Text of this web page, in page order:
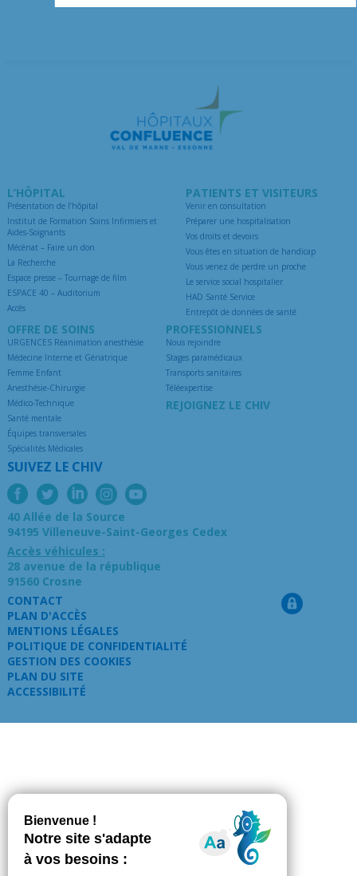
L’HÔPITAL
Présentation de l’hôpital
Institut de Formation Soins Infirmiers et
Aides-Soignants
Mécénat – Faire un don
La Recherche
Espace presse – Tournage de film
ESPACE 40 – Auditorium
Accès
PATIENTS ET VISITEURS
Venir en consultation
Préparer une hospitalisation
Vos droits et devoirs
Vous êtes en situation de handicap
Vous venez de perdre un proche
Le service social hospitalier
HAD Santé Service
Entrepôt de données de santé
OFFRE DE SOINS
URGENCES Réanimation anesthésie
Médecine Interne et Gériatrique
Femme Enfant
Anesthésie-Chirurgie
Médico-Technique
Santé mentale
Équipes transversales
Spécialités Médicales
PROFESSIONNELS
Nous rejoindre
Stages paramédicaux
Transports sanitaires
Téléexpertise
REJOIGNEZ LE CHIV
SUIVEZ LE CHIV
40 Allée de la Source
94195 Villeneuve-Saint-Georges Cedex
Accès véhicules :
28 avenue de la république
91560 Crosne
CONTACT
PLAN D'ACCÈS
MENTIONS LÉGALES
POLITIQUE DE CONFIDENTIALITÉ
GESTION DES COOKIES
PLAN DU SITE
ACCESSIBILITÉ